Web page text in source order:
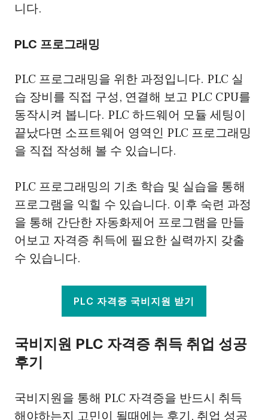
니다.
PLC 프로그래밍
PLC 프로그래밍을 위한 과정입니다. PLC 실
습 장비를 직접 구성, 연결해 보고 PLC CPU를
동작시켜 봅니다. PLC 하드웨어 모듈 세팅이
끝났다면 소프트웨어 영역인 PLC 프로그래밍
을 직접 작성해 볼 수 있습니다.
PLC 프로그래밍의 기초 학습 및 실습을 통해
프로그램을 익힐 수 있습니다. 이후 숙련 과정
을 통해 간단한 자동화제어 프로그램을 만들
어보고 자격증 취득에 필요한 실력까지 갖출
수 있습니다.
PLC 자격증 국비지원 받기
국비지원 PLC 자격증 취득 취업 성공
후기
국비지원을 통해 PLC 자격증을 반드시 취득
해야하는지 고민이 될때에는 후기, 취업 성공